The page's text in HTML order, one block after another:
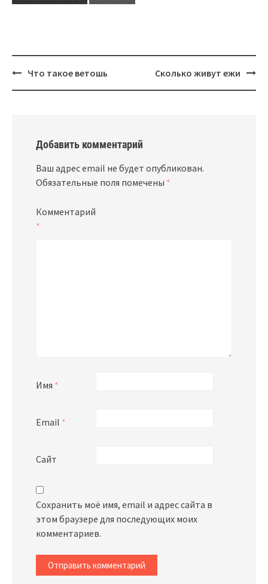
Навигация
Что такое ветошь Сколько живут ежи
Добавить комментарий
Ваш адрес email не будет опубликован.
Обязательные поля помечены *
Комментарий
*
Имя *
Email *
Сайт
Сохранить моё имя, email и адрес сайта в
этом браузере для последующих моих
комментариев.